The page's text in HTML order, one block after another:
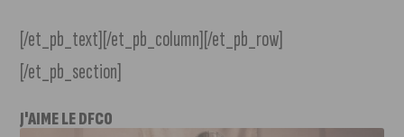
[/et_pb_text][/et_pb_column][/et_pb_row]
[/et_pb_section]
J'AIME LE DFCO